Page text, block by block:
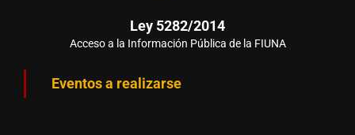
Ley 5282/2014
Acceso a la Información Pública de la FIUNA
Eventos a realizarse